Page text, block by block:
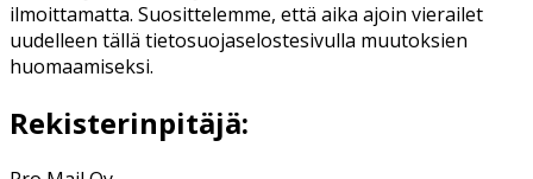
ilmoittamatta. Suosittelemme, että aika ajoin vierailet
uudelleen tällä tietosuojaselostesivulla muutoksien
huomaamiseksi.
Rekisterinpitäjä: